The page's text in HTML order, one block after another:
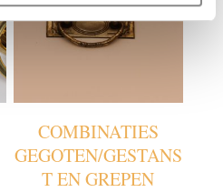
COMBINATIES
GEGOTEN/GESTANS
T EN GREPEN